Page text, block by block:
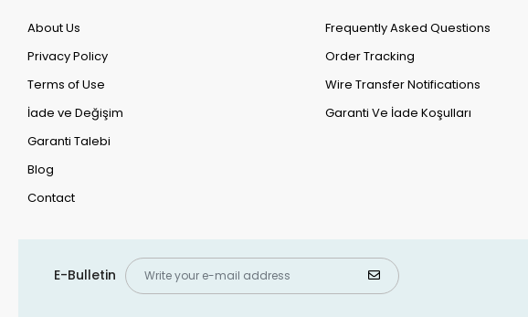
About Us
Privacy Policy
Terms of Use
İade ve Değişim
Garanti Talebi
Blog
Contact
Frequently Asked Questions
Order Tracking
Wire Transfer Notifications
Garanti Ve İade Koşulları
E-Bulletin